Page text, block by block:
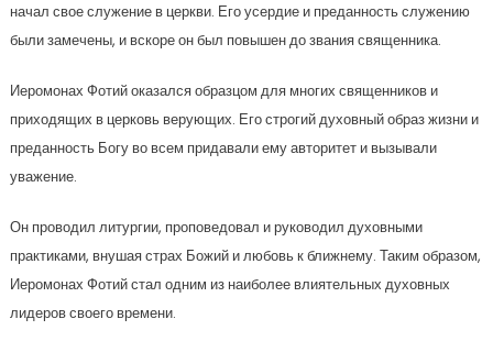
начал свое служение в церкви. Его усердие и преданность служению
были замечены, и вскоре он был повышен до звания священника.
Иеромонах Фотий оказался образцом для многих священников и
приходящих в церковь верующих. Его строгий духовный образ жизни и
преданность Богу во всем придавали ему авторитет и вызывали
уважение.
Он проводил литургии, проповедовал и руководил духовными
практиками, внушая страх Божий и любовь к ближнему. Таким образом,
Иеромонах Фотий стал одним из наиболее влиятельных духовных
лидеров своего времени.